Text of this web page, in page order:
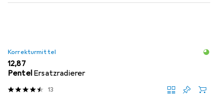
Korrekturmittel
EUR
12,87
Pentel Ersatzradierer
13